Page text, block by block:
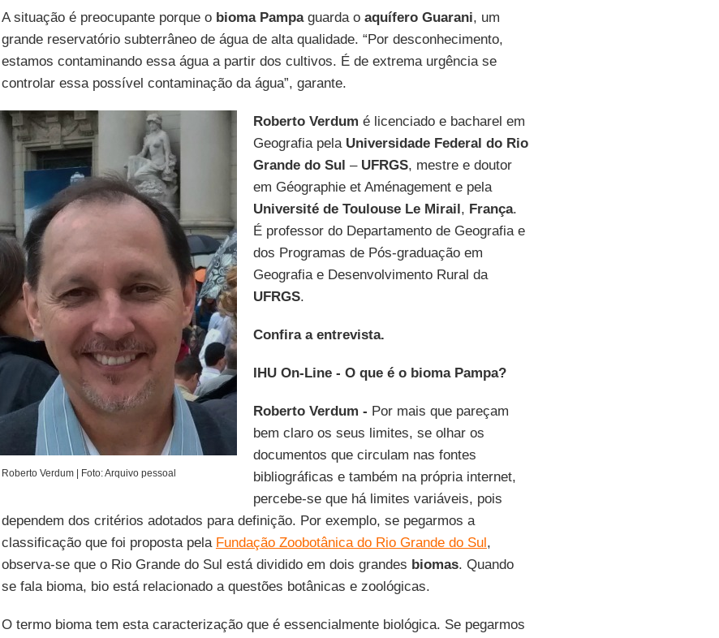
A situação é preocupante porque o bioma Pampaguarda o aquífero Guarani, um
grande reservatório subterrâneo de água de alta qualidade. “Por desconhecimento,
estamos contaminando essa água a partir dos cultivos. É de extrema urgência se
controlar essa possível contaminação da água”, garante.
Roberto Verdum | Foto: Arquivo pessoal
Roberto Verdum é licenciado e bacharel em
Geografia pela Universidade Federal do Rio
Grande do Sul – UFRGS, mestre e doutor
em Géographie et Aménagement e pela
Université de Toulouse Le Mirail, França.
É professor do Departamento de Geografia e
dos Programas de Pós-graduação em
Geografia e Desenvolvimento Rural da
UFRGS.
Confira a entrevista.
IHU On-Line - O que é o bioma Pampa?
Roberto Verdum - Por mais que pareçam
bem claro os seus limites, se olhar os
documentos que circulam nas fontes
bibliográficas e também na própria internet,
percebe-se que há limites variáveis, pois
dependem dos critérios adotados para definição. Por exemplo, se pegarmos a
classificação que foi proposta pela Fundação Zoobotânica do Rio Grande do Sul,
observa-se que o Rio Grande do Sul está dividido em dois grandes biomas. Quando
se fala bioma, bio está relacionado a questões botânicas e zoológicas.
O termo bioma tem esta caracterização que é essencialmente biológica. Se pegarmos